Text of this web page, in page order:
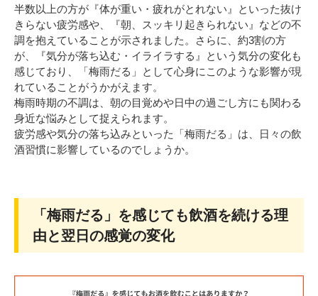
半数以上の方が『体が重い・疲れがとれない』といった抜け
きらない疲労感や、『朝、スッキリ起きられない』などの不
調を抱えていることが示されました。さらに、約3割の方
が、『気分が落ち込む・イライラする』という気分の変化も
感じており、「梅雨だる」として心身にこのような影響が現
れていることがうかがえます。
梅雨時期の不調は、朝の目覚めや日中の過ごし方にも関わる
身近な悩みとして捉えられます。
疲労感や気分の落ち込みといった「梅雨だる」は、日々の飲
酒習慣に影響しているのでしょうか。
「梅雨だる」を感じても飲酒を続ける理
由と翌日の感覚の変化